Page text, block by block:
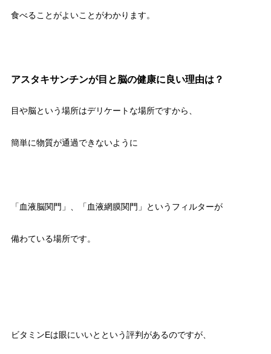
食べることがよいことがわかります。
アスタキサンチンが目と脳の健康に良い理由は？
目や脳という場所はデリケートな場所ですから、
簡単に物質が通過できないように
「血液脳関門」、「血液網膜関門」というフィルターが
備わている場所です。
ビタミンEは眼にいいとという評判があるのですが、